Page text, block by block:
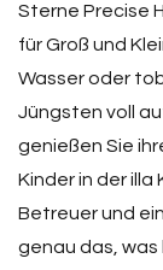
Sterne Precise
für Groß und
Wasser oder
Jüngsten voll
genießen Sie
Kinder in der
Betreuer und
genau das, was